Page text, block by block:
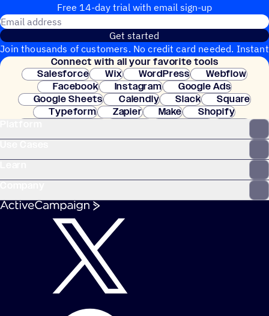
Free 14-day trial with email sign-up
Get started
Join thousands of customers. No credit card needed. Instant
setup.
Connect with all your favorite tools
Salesforce
Wix WordPress
Webflow
Facebook
Instagram
Google Ads
Google Sheets
Calendly Slack
Square
Typeform
Zapier Make
Shopify
Clay